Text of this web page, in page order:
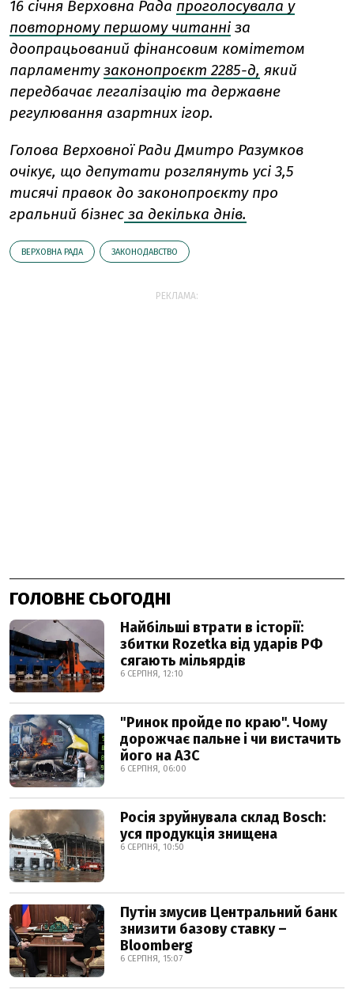
16 січня Верховна Рада проголосувала у
повторному першому читанні за
доопрацьований фінансовим комітетом
парламентузаконопроєкт 2285-д, який
передбачає легалізацію та державне
регулювання азартних ігор.
Голова Верховної Ради Дмитро Разумков
очікує, що депутати розглянуть усі 3,5
тисячі правок до законопроєкту про
гральний бізнес за декілька днів.
ВЕРХОВНА РАДА ЗАКОНОДАВСТВО
РЕКЛАМА:
ГОЛОВНЕ СЬОГОДНІ
Найбільші втрати в історії:
збитки Rozetka від ударів РФ
сягають мільярдів
6 СЕРПНЯ, 12:10
"Ринок пройде по краю". Чому
дорожчає пальне і чи вистачить
його на АЗС
6 СЕРПНЯ, 06:00
Росія зруйнувала склад Bosch:
уся продукція знищена
6 СЕРПНЯ, 10:50
Путін змусив Центральний банк
знизити базову ставку –
Bloomberg
6 СЕРПНЯ, 15:07